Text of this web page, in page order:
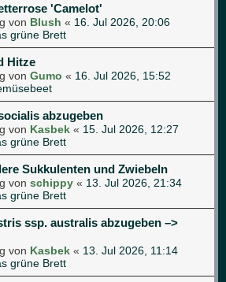
'Camelot'
von Blush « 16. Jul 2026, 20:06
grüne Brett
Hitze
von Gumo « 16. Jul 2026, 15:52
abzugeben
von Kasbek « 15. Jul 2026, 12:27
grüne Brett
Sukkulenten und Zwiebeln
von schippy « 13. Jul 2026, 21:34
grüne Brett
ssp. australis abzugeben –>
von Kasbek « 13. Jul 2026, 11:14
grüne Brett